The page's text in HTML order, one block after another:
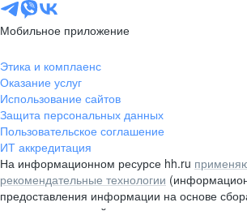
Мобильное приложение
Этика и комплаенс
Оказание услуг
Использование сайтов
Защита персональных данных
Пользовательское соглашение
ИТ аккредитация
На информационном ресурсе hh.ru
рекомендательные технологии
предоставления информации на основе